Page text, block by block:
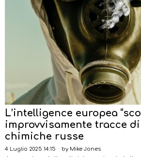
L’intelligence europea
improvvisamente tracce
chimiche russe
4 Luglio 2025 14:15 by Mike Jones